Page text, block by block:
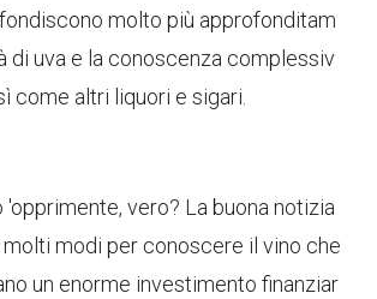
molto più approfonditam
di uva e la conoscenza complessiv
come altri liquori e sigari.
'opprimente, vero? La buona notizia
modi per conoscere il vino che
un enorme investimento finanziar